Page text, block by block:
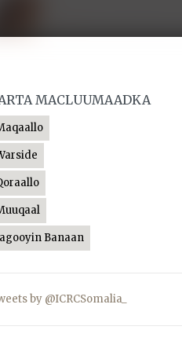
MACLUUMAADKA
Banaan
by @ICRCSomalia_